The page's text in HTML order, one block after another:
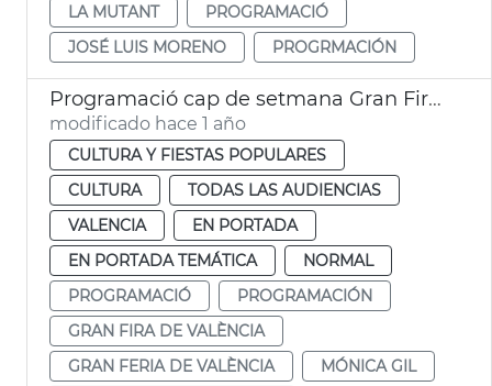
LA MUTANT
PROGRAMACIÓ
JOSÉ LUIS MORENO
PROGRMACIÓN
Programació cap de setmana Gran Fira de València
modificado hace 1 año
CULTURA Y FIESTAS POPULARES
CULTURA
TODAS LAS AUDIENCIAS
VALENCIA
EN PORTADA
EN PORTADA TEMÁTICA
NORMAL
PROGRAMACIÓ
PROGRAMACIÓN
GRAN FIRA DE VALÈNCIA
GRAN FERIA DE VALÈNCIA
MÓNICA GIL